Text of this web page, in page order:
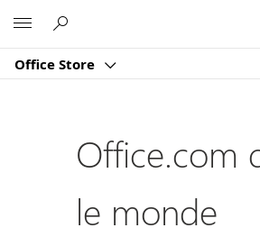
Office Store
Office.com
le monde